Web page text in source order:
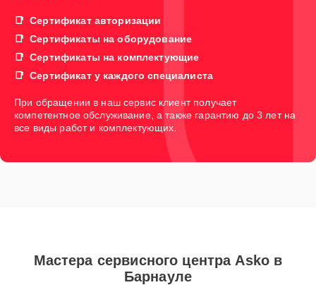
Сертификат авторизации
Сертификаты на оборудование
Сертификаты на комплектующие
Сертификат у каждого специалиста
При обращении в наш сервис клиент получает
компетентное обслуживание, а также гарантию до 3 лет на
все виды работ и комплектующих.
Мастера сервисного центра Asko в
Барнауле